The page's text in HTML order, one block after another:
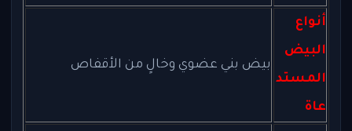
أنواع
البيض
المستد
عاة
بيض بني عضوي وخالٍ من الأقفاص